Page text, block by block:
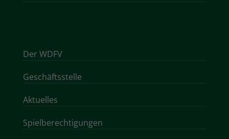
Der WDFV
Geschäftsstelle
Aktuelles
Spielberechtigungen